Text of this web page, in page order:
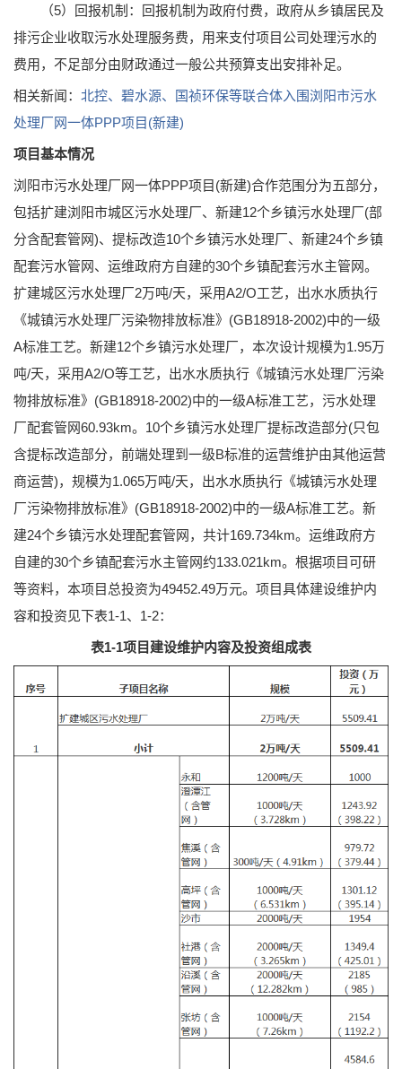
（5）回报机制：回报机制为政府付费，政府从乡镇居民及
排污企业收取污水处理服务费，用来支付项目公司处理污水的
费用，不足部分由财政通过一般公共预算支出安排补足。
相关新闻： 北控、碧水源、国祯环保等联合体入围浏阳市污水
处理厂网一体PPP项目(新建)
项目基本情况
浏阳市污水处理厂网一体PPP项目(新建)合作范围分为五部分，
包括扩建浏阳市城区污水处理厂、新建12个乡镇污水处理厂(部
分含配套管网)、提标改造10个乡镇污水处理厂、新建24个乡镇
配套污水管网、运维政府方自建的30个乡镇配套污水主管网。
扩建城区污水处理厂2万吨/天，采用A2/O工艺，出水水质执行
《城镇污水处理厂污染物排放标准》(GB18918-2002)中的一级
A标准工艺。新建12个乡镇污水处理厂，本次设计规模为1.95万
吨/天，采用A2/O等工艺，出水水质执行《城镇污水处理厂污染
物排放标准》(GB18918-2002)中的一级A标准工艺，污水处理
厂配套管网60.93km。10个乡镇污水处理厂提标改造部分(只包
含提标改造部分，前端处理到一级B标准的运营维护由其他运营
商运营)，规模为1.065万吨/天，出水水质执行《城镇污水处理
厂污染物排放标准》(GB18918-2002)中的一级A标准工艺。新
建24个乡镇污水处理配套管网，共计169.734km。运维政府方
自建的30个乡镇配套污水主管网约133.021km。根据项目可研
等资料，本项目总投资为49452.49万元。项目具体建设维护内
容和投资见下表1-1、1-2：
表1-1项目建设维护内容及投资组成表